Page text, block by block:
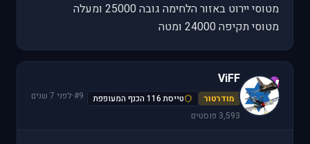
מטוסי יירוט באזור הלחימה גובה 25000 ומעלה
מטוסי תקיפה 24000 ומטה
V
ViFF
מודרטור
טייסת 116 הכנף המעופפת
3,593 פוסטים
#9
·לפני 7 שנים